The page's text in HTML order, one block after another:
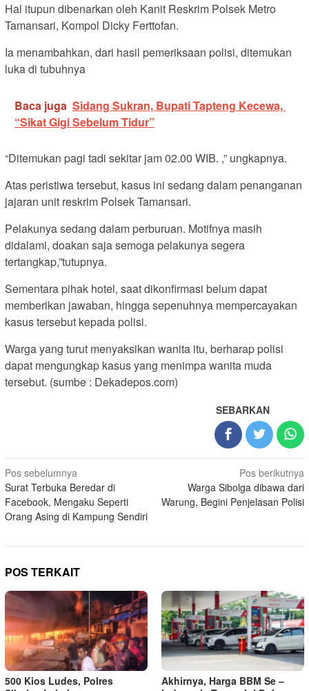
Hal itupun dibenarkan oleh Kanit Reskrim Polsek Metro
Tamansari, Kompol Dicky Ferttofan.
Ia menambahkan, dari hasil pemeriksaan polisi, ditemukan
luka di tubuhnya
Baca juga Sidang Sukran, Bupati Tapteng Kecewa,
“Sikat Gigi Sebelum Tidur”
“Ditemukan pagi tadi sekitar jam 02.00 WIB. ,” ungkapnya.
Atas peristiwa tersebut, kasus ini sedang dalam penanganan
jajaran unit reskrim Polsek Tamansari.
Pelakunya sedang dalam perburuan. Motifnya masih
didalami, doakan saja semoga pelakunya segera
tertangkap,”tutupnya.
Sementara pihak hotel, saat dikonfirmasi belum dapat
memberikan jawaban, hingga sepenuhnya mempercayakan
kasus tersebut kepada polisi.
Warga yang turut menyaksikan wanita itu, berharap polisi
dapat mengungkap kasus yang menimpa wanita muda
tersebut. (sumbe : Dekadepos.com)
SEBARKAN
Navigasi
pos
Pos sebelumnya
Surat Terbuka Beredar di
Facebook, Mengaku Seperti
Orang Asing di Kampung Sendiri
Pos berikutnya
Warga Sibolga dibawa dari
Warung, Begini Penjelasan Polisi
POS TERKAIT
500 Kios Ludes, Polres
Akhirnya, Harga BBM Se –